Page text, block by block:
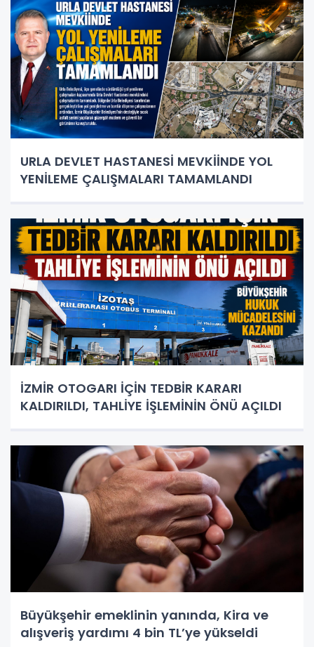
URLA DEVLET HASTANESİ MEVKİİNDE YOL
YENİLEME ÇALIŞMALARI TAMAMLANDI
İZMİR OTOGARI İÇİN TEDBİR KARARI
KALDIRILDI, TAHLİYE İŞLEMİNİN ÖNÜ AÇILDI
Büyükşehir emeklinin yanında, Kira ve
alışveriş yardımı 4 bin TL’ye yükseldi